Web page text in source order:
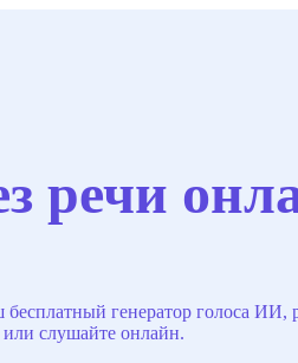
речи
генератор голоса ИИ,
или слушайте онлайн.